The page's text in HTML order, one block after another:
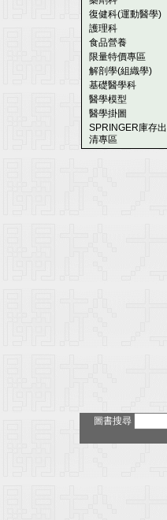
復健科(運動醫學)
護理科
食品營養
限量特價專區
解剖學(組織學)
基礎醫學科
醫學模型
醫學掛圖
SPRINGER庫存出
清專區
圖書搜尋